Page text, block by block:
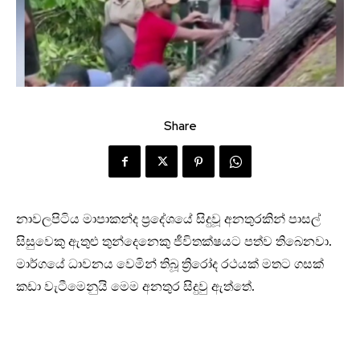
Share
නාවලපිටිය මාපාකන්ද ප්‍රදේශයේ සිදුවූ අනතුරකින් පාසල්
සිසුවෙකු ඇතුළු තුන්දෙනෙකු ජීවිතක්ෂයට පත්ව තිබෙනවා.
මාර්ගයේ ධාවනය වෙමින් තිබූ ත්‍රිරෝද රථයක් මතට ගසක්
කඩා වැටීමෙනුයි මෙම අනතුර සිදුවු ඇත්තේ.